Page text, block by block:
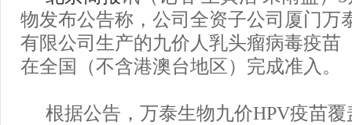
物发布公告称，公司全资子公司厦门万
有限公司生产的九价人乳头瘤病毒疫苗
在全国（不含港澳台地区）完成准入。
根据公告，万泰生物九价HPV疫苗覆